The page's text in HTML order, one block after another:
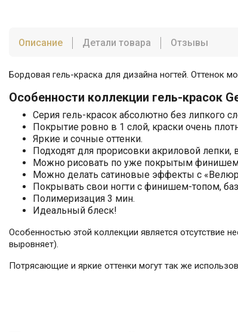
Описание Детали товара Отзывы
Бордовая гель-краска для дизайна ногтей. Оттенок
Особенности коллекции гель-красок
Серия гель-красок абсолютно без липкого
Покрытие ровно в 1 слой, краски очень
Яркие и сочные оттенки.
Подходят для прорисовки акриловой лепки,
Можно рисовать по уже покрытым финишем
Можно делать сатиновые эффекты с
Покрывать свои ногти с финишем-топом,
Полимеризация 3 мин.
Идеальный блеск!
Особенностью этой коллекции является отсутствие
выровняет).
Потрясающие и яркие оттенки могут так же